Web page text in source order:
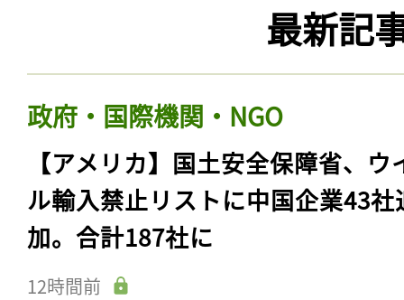
最新記
政府・国際機関・NGO
【アメリカ】国土安全保障省、ウ
ル輸入禁止リストに中国企業43社
加。合計187社に
12時間前